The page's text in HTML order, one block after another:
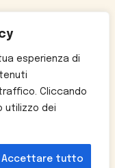
esperienza di
Cliccando
utilizzo dei
Accettare tutto